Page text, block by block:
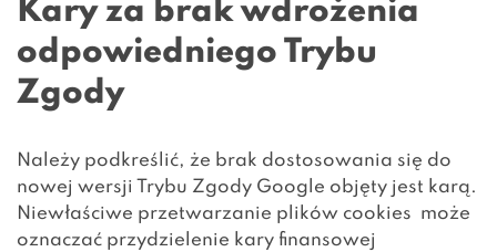
Kary za brak wdrożenia
odpowiedniego Trybu
Zgody
Należy podkreślić, że brak dostosowania się do
nowej wersji Trybu Zgody Google objęty jest karą.
Niewłaściwe przetwarzanie plików cookies może
oznaczać przydzielenie kary finansowej